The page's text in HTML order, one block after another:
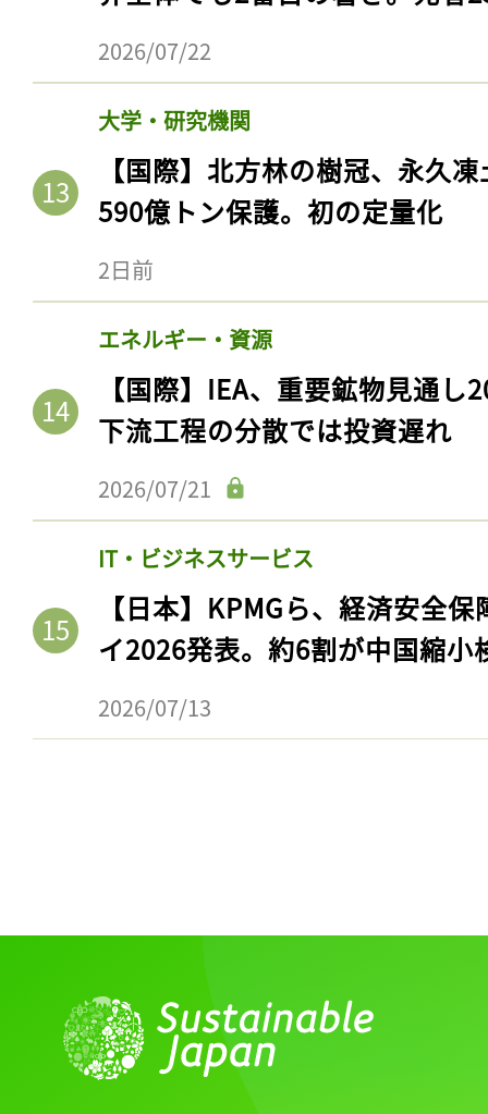
2026/07/22
大学・研究機関
【国際】北方林の樹冠、永久
590億トン保護。初の定量化
2日前
エネルギー・資源
【国際】IEA、重要鉱物見通
下流工程の分散では投資遅れ
2026/07/21
IT・ビジネスサービス
【日本】KPMGら、経済安全
イ2026発表。約6割が中国縮小
2026/07/13